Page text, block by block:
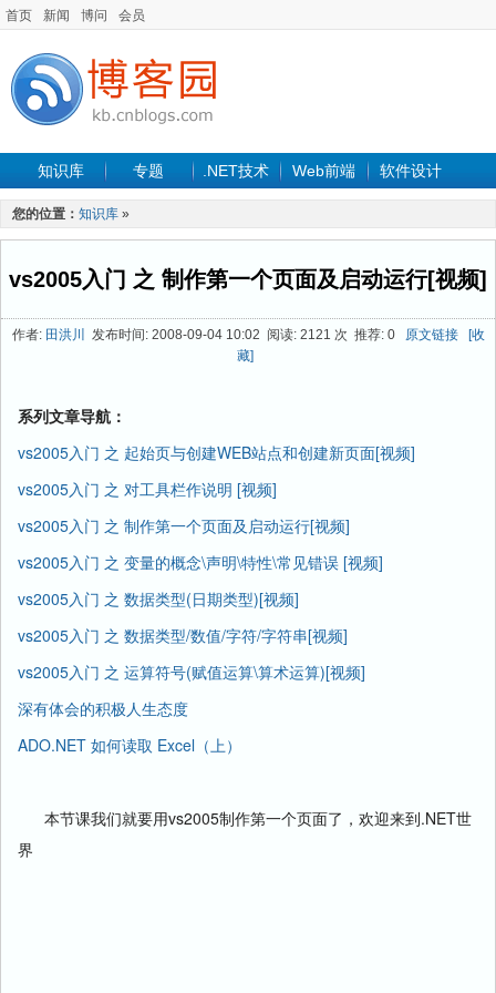
首页 新闻 博问 会员
知识库 专题 .NET技术 Web前端 软件设计
手机开发
最新文章
您的位置： 知识库 »
vs2005入门 之 制作第一个页面及启动运行[视频]
作者: 田洪川 发布时间: 2008-09-04 10:02 阅读: 2121 次 推荐: 0 原文链接
[收
藏]
系列文章导航：
vs2005入门 之 起始页与创建WEB站点和创建新页面[视频]
vs2005入门 之 对工具栏作说明 [视频]
vs2005入门 之 制作第一个页面及启动运行[视频]
vs2005入门 之 变量的概念\声明\特性\常见错误 [视频]
vs2005入门 之 数据类型(日期类型)[视频]
vs2005入门 之 数据类型/数值/字符/字符串[视频]
vs2005入门 之 运算符号(赋值运算\算术运算)[视频]
深有体会的积极人生态度
ADO.NET 如何读取 Excel（上）
本节课我们就要用vs2005制作第一个页面了，欢迎来到.NET世
界